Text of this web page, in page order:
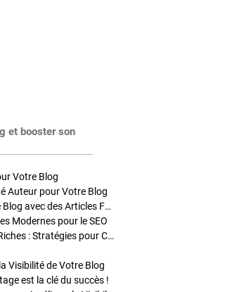
et booster son
Votre Blog
Auteur pour Votre Blog
Stratégies de Publication : Boostez Votre Blog avec des Articles Fréquents et Exclusifs
Modernes pour le SEO
Enrichir Vos Articles avec des Contenus Riches : Stratégies pour Captiver et Optimiser
Visibilité de Votre Blog
est la clé du succès !